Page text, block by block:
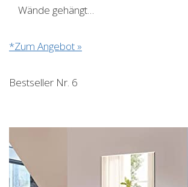
Wände gehängt…
*Zum Angebot »
Bestseller Nr. 6